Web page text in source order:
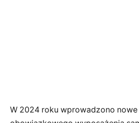
W 2024 roku wprowadzono